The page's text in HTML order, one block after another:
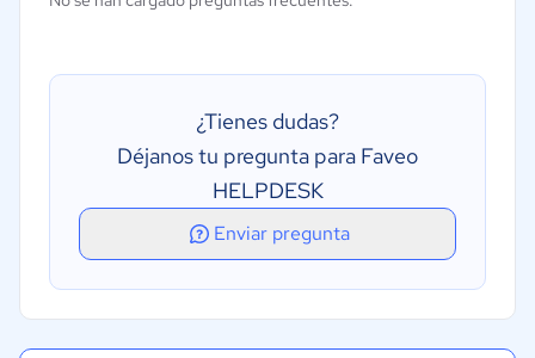
Integración de correo electrónico
¿Tienes dudas?
Déjanos tu pregunta para Faveo
HELPDESK
Enviar pregunta